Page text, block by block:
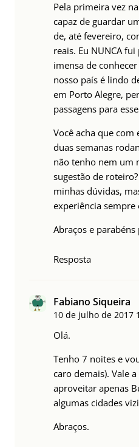
Pela primeira vez
capaz de guardar
de, até fevereiro,
reais. Eu NUNCA
imensa de
nosso país é lindo
em Porto Alegre,
passagens para
Você acha que
duas semanas
não tenho nem um
sugestão de
minhas dúvidas,
experiência sempre
Abraços e parabéns
Resposta
Fabiano Siqueira
10 de julho de 2017
Olá.
Tenho 7 noites e
caro demais). Vale
aproveitar apenas
algumas cidades
Abraços.